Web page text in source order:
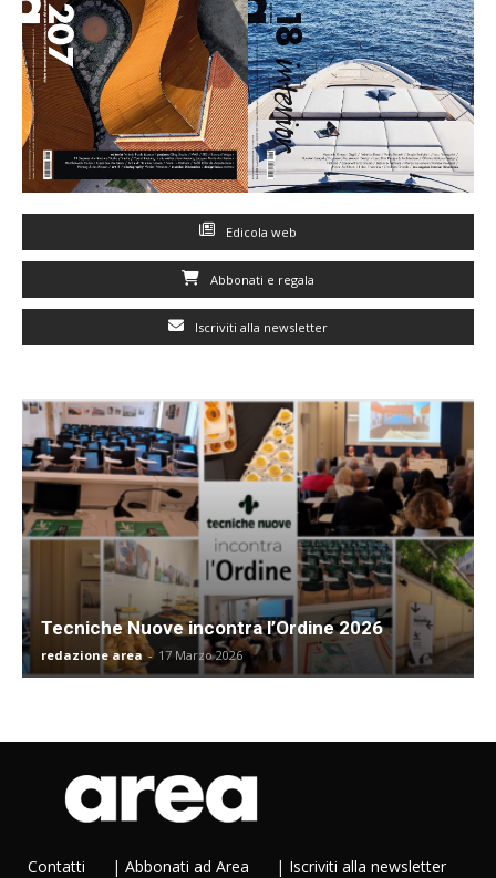
Edicola web
Abbonati e regala
Iscriviti alla newsletter
Tecniche Nuove incontra l’Ordine 2026
redazione area - 17 Marzo 2026
Contatti | Abbonati ad Area | Iscriviti alla newsletter